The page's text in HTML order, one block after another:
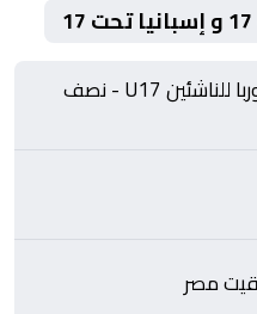
أوروبا, بطولة أوربا للناشئين U17 - نصف